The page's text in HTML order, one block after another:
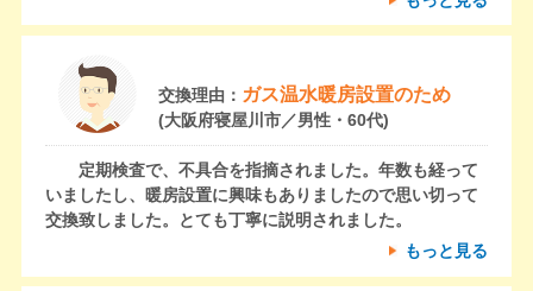
交換理由： ガス温水暖房設置のため
(大阪府寝屋川市／男性・60代)
定期検査で、不具合を指摘されました。年数も経って
いましたし、暖房設置に興味もありましたので思い切って
交換致しました。とても丁寧に説明されました。
もっと見る